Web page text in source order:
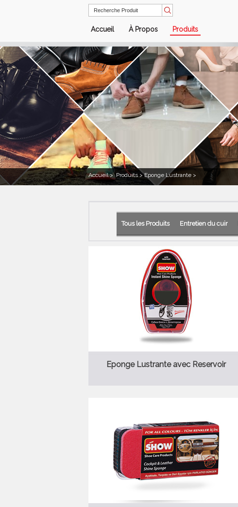
Accueil À Propos Produits
Accueil>Produits >Eponge Lustrante >
Tous les Produits Entretien du cuir
Eponge Lustrante avec Reservoir